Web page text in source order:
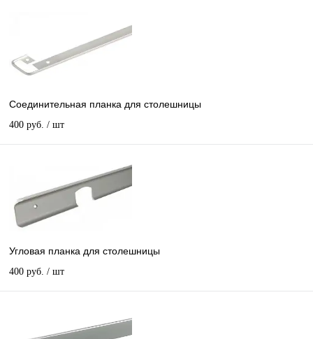
Соединительная планка для столешницы
400 руб. / шт
Угловая планка для столешницы
400 руб. / шт